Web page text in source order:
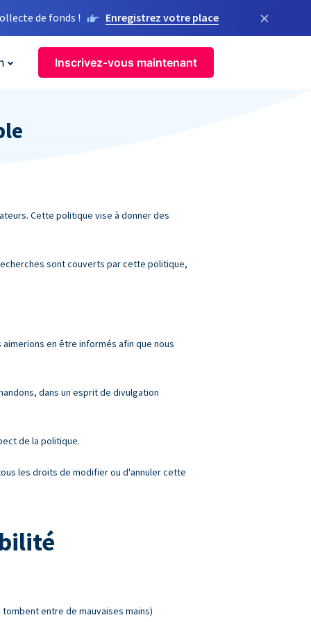
de fonds ! Enregistrez votre place ×
Inscrivez-vous maintenant
Cette politique vise à donner des
sont couverts par cette politique,
en être informés afin que nous
dans un esprit de divulgation
de la politique.
les droits de modifier ou d'annuler cette
entre de mauvaises mains)